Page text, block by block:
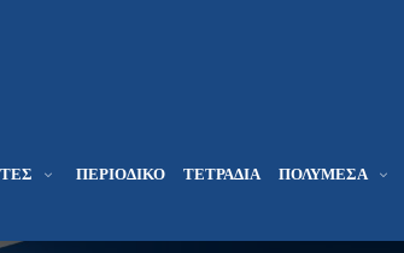
ΠΕΡΙΟΔΙΚΌ ΤΕΤΡΆΔΙΑ ΠΟΛΥΜΈΣΑ